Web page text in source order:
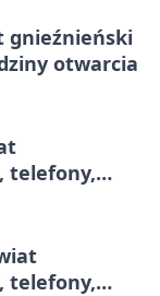
gnieźnieński
otwarcia
telefony,
telefony,